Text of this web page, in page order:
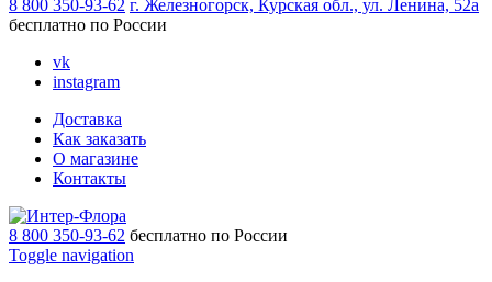
8 800 350-93-62 г. Железногорск, Курская обл., ул. Ленина, 52а
бесплатно по России
vk
instagram
Доставка
Как заказать
О магазине
Контакты
8 800 350-93-62 бесплатно по России
Toggle navigation